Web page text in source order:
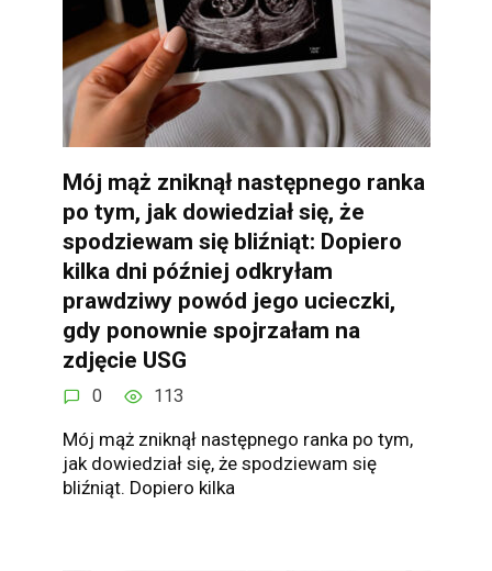
Mój mąż zniknął następnego ranka
po tym, jak dowiedział się, że
spodziewam się bliźniąt: Dopiero
kilka dni później odkryłam
prawdziwy powód jego ucieczki,
gdy ponownie spojrzałam na
zdjęcie USG
0 113
Mój mąż zniknął następnego ranka po tym,
jak dowiedział się, że spodziewam się
bliźniąt. Dopiero kilka